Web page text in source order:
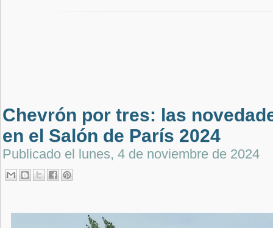
Chevrón por tres: las
en el Salón de París 2024
Publicado el lunes, 4 de noviembre de 2024